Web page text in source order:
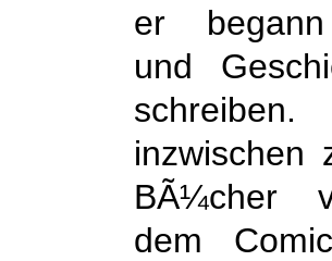
er
und
inzwischen
BÃ¼cher
dem